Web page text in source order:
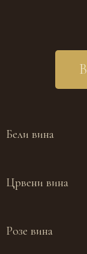
Бели вина
Црвени вина
Розе вина